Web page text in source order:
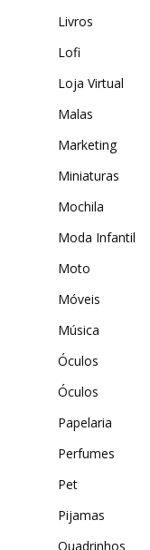
Livros
Lofi
Loja Virtual
Malas
Marketing
Miniaturas
Mochila
Moda Infantil
Moto
Móveis
Música
Óculos
Óculos
Papelaria
Perfumes
Pet
Pijamas
Quadrinhos